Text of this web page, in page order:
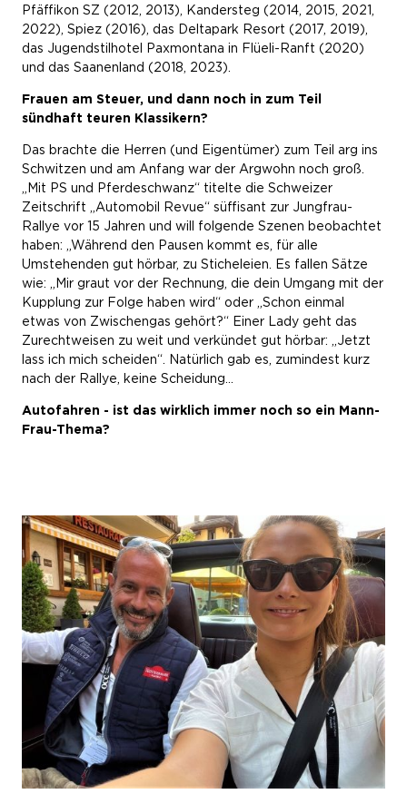
Pfäffikon SZ (2012, 2013), Kandersteg (2014, 2015, 2021,
2022), Spiez (2016), das Deltapark Resort (2017, 2019),
das Jugendstilhotel Paxmontana in Flüeli-Ranft (2020)
und das Saanenland (2018, 2023).
Frauen am Steuer, und dann noch in zum Teil
sündhaft teuren Klassikern?
Das brachte die Herren (und Eigentümer) zum Teil arg ins
Schwitzen und am Anfang war der Argwohn noch groß.
„Mit PS und Pferdeschwanz“ titelte die Schweizer
Zeitschrift „Automobil Revue“ süffisant zur Jungfrau-
Rallye vor 15 Jahren und will folgende Szenen beobachtet
haben: „Während den Pausen kommt es, für alle
Umstehenden gut hörbar, zu Sticheleien. Es fallen Sätze
wie: „Mir graut vor der Rechnung, die dein Umgang mit der
Kupplung zur Folge haben wird“ oder „Schon einmal
etwas von Zwischengas gehört?“ Einer Lady geht das
Zurechtweisen zu weit und verkündet gut hörbar: „Jetzt
lass ich mich scheiden“. Natürlich gab es, zumindest kurz
nach der Rallye, keine Scheidung…
Autofahren - ist das wirklich immer noch so ein Mann-
Frau-Thema?